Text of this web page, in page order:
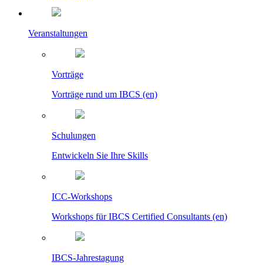
Veranstaltungen
Vorträge
Vorträge rund um IBCS (en)
Schulungen
Entwickeln Sie Ihre Skills
ICC-Workshops
Workshops für IBCS Certified Consultants (en)
IBCS-Jahrestagung